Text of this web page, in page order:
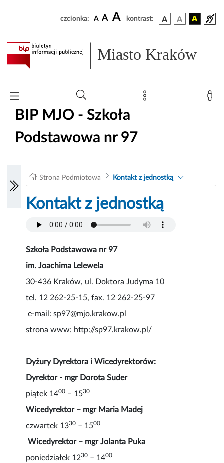
czcionka: A A A kontrast:
Miasto Kraków
BIP MJO - Szkoła
Podstawowa nr 97
Strona Podmiotowa Kontakt z jednostką
Kontakt z jednostką
Szkoła Podstawowa nr 97
im. Joachima Lelewela
30-436 Kraków, ul. Doktora Judyma 10
tel. 12 262-25-15, fax. 12 262-25-97
e-mail: sp97@mjo.krakow.pl
strona www: http://sp97.krakow.pl/
Dyżury Dyrektora i Wicedyrektorów:
Dyrektor - mgr Dorota Suder
piątek 1400 – 1530
Wicedyrektor – mgr Maria Madej
czwartek 1330 – 1500
Wicedyrektor – mgr Jolanta Puka
poniedziałek 1230 – 1400